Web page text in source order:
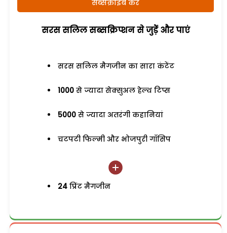
सब्सक्राइब करें
सरस सलिल सब्सक्रिप्शन से जुड़ेें और पाएं
सरस सलिल मैगजीन का सारा कंटेंट
1000 से ज्यादा सेक्सुअल हेल्थ टिप्स
5000 से ज्यादा अतरंगी कहानियां
चटपटी फिल्मी और भोजपुरी गॉसिप
24 प्रिंट मैगजीन